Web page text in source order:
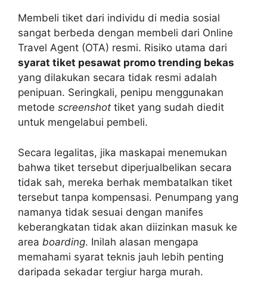
Membeli tiket dari individu di media sosial
sangat berbeda dengan membeli dari Online
Travel Agent (OTA) resmi. Risiko utama dari
syarat tiket pesawat promo trending bekas
yang dilakukan secara tidak resmi adalah
penipuan. Seringkali, penipu menggunakan
metode screenshot tiket yang sudah diedit
untuk mengelabui pembeli.
Secara legalitas, jika maskapai menemukan
bahwa tiket tersebut diperjualbelikan secara
tidak sah, mereka berhak membatalkan tiket
tersebut tanpa kompensasi. Penumpang yang
namanya tidak sesuai dengan manifes
keberangkatan tidak akan diizinkan masuk ke
area boarding. Inilah alasan mengapa
memahami syarat teknis jauh lebih penting
daripada sekadar tergiur harga murah.